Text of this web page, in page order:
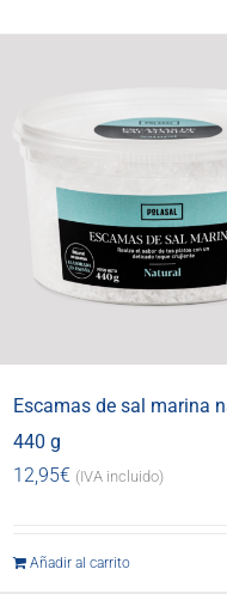
Escamas de sal marina
440 g
12,95€ (IVA incluido)
Añadir al carrito